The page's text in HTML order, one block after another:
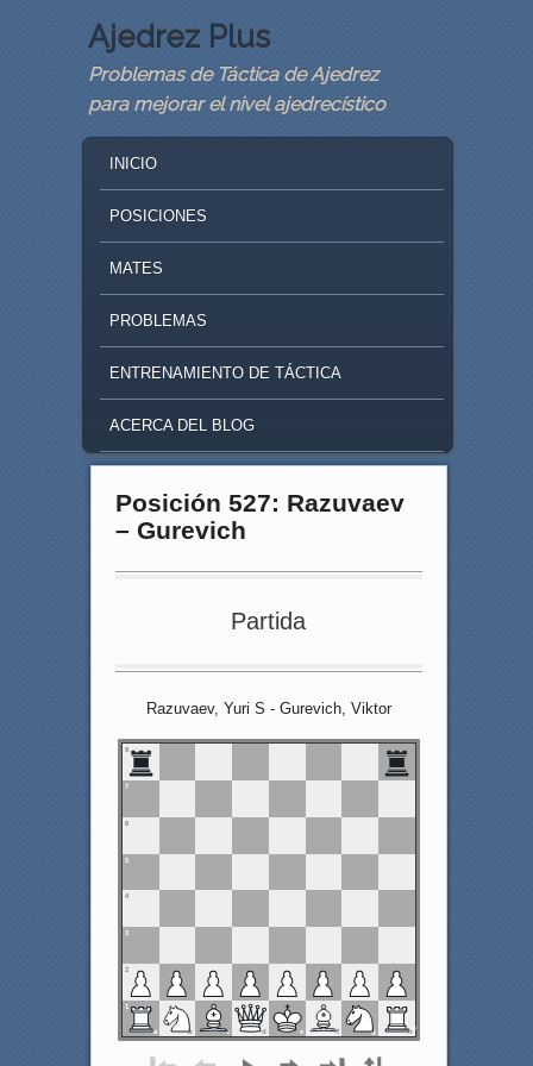
Ajedrez Plus
Problemas de Táctica de Ajedrez
para mejorar el nivel ajedrecístico
SKIP TO PRIMARY CONTENT
SKIP TO SECONDARY CONTENT
INICIO
POSICIONES
MATES
PROBLEMAS
ENTRENAMIENTO DE TÁCTICA
ACERCA DEL BLOG
Posición 527: Razuvaev
– Gurevich
Partida
Razuvaev, Yuri S - Gurevich, Viktor
8
7
6
5
4
3
2
1
a b c d e f g h